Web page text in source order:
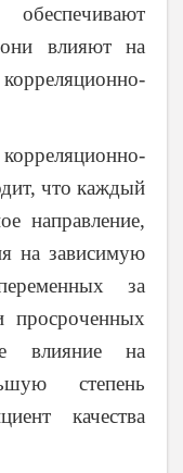
влияют на
что каждый
направление,
на зависимую
за
просроченных
влияние на
степень
качества